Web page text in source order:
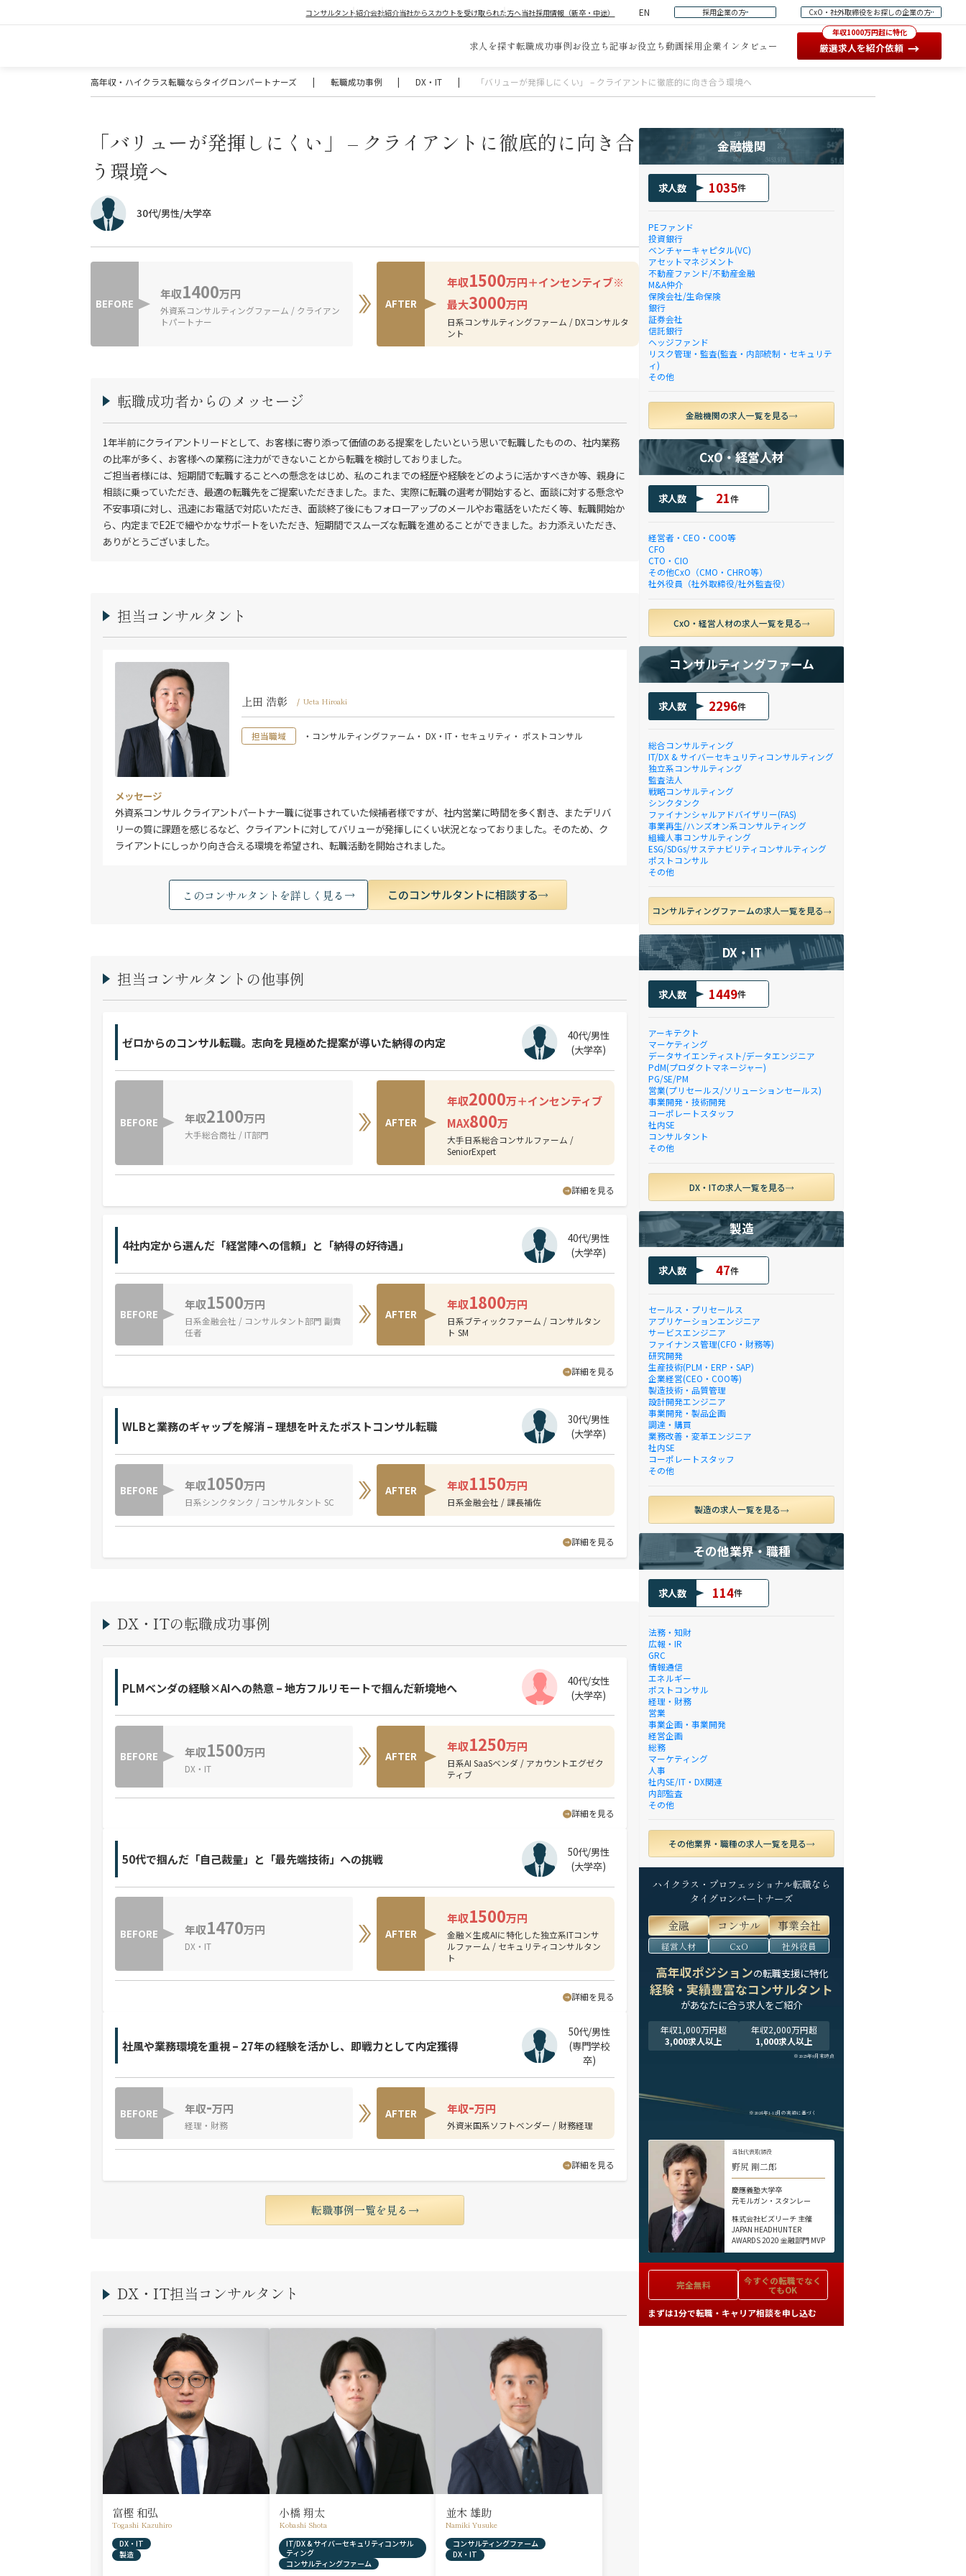
コンサルタント紹介会社紹介当社からスカウトを受け取られた方へ当社採用情報（新卒・中途） EN 採用企業の方 CxO・社外取締役をお探しの企業の方
求人を探す転職成功事例お役立ち記事お役立ち動画採用企業インタビュー
年収1000万円超に特化
厳選求人を紹介依頼 →
高年収・ハイクラス転職ならタイグロンパートナーズ | 転職成功事例 | DX・IT | 「バリューが発揮しにくい」 – クライアントに徹底的に向き合う環境へ
「バリューが発揮しにくい」 – クライアントに徹底的に向き合
う環境へ
30代/男性/大学卒
BEFORE
年収1400万円
外資系コンサルティングファーム / クライアン
トパートナー
AFTER
年収1500万円＋インセンティブ※
最大3000万円
日系コンサルティングファーム / DXコンサルタ
ント
転職成功者からのメッセージ
1年半前にクライアントリードとして、お客様に寄り添って価値のある提案をしたいという思いで転職したものの、社内業務
の比率が多く、お客様への業務に注力ができないことから転職を検討しておりました。
ご担当者様には、短期間で転職することへの懸念をはじめ、私のこれまでの経歴や経験をどのように活かすべきか等、親身に
相談に乗っていただき、最適の転職先をご提案いただきました。また、実際に転職の選考が開始すると、面談に対する懸念や
不安事項に対し、迅速にお電話で対応いただき、面談終了後にもフォローアップのメールやお電話をいただく等、転職開始か
ら、内定までE2Eで細やかなサポートをいただき、短期間でスムーズな転職を進めることができました。お力添えいただき、
ありがとうございました。
担当コンサルタント
上田 浩彰 / Ueta Hiroaki
担当職域 ・コンサルティングファーム ・ DX・IT・セキュリティ ・ ポストコンサル
メッセージ
外資系コンサル クライアントパートナー職に従事されていた候補者様ですが、社内営業に時間を多く割き、またデリバ
リーの質に課題を感じるなど、クライアントに対してバリューが発揮しにくい状況となっておりました。そのため、ク
ライアントにしっかり向き合える環境を希望され、転職活動を開始されました。
このコンサルタントを詳しく見る このコンサルタントに相談する
担当コンサルタントの他事例
ゼロからのコンサル転職。志向を見極めた提案が導いた納得の内定
40代/男性
(大学卒)
BEFORE 年収2100万円
大手総合商社 / IT部門
AFTER
年収2000万＋インセンティブ
MAX800万
大手日系総合コンサルファーム /
SeniorExpert
詳細を見る
4社内定から選んだ「経営陣への信頼」と「納得の好待遇」
40代/男性
(大学卒)
BEFORE
年収1500万円
日系金融会社 / コンサルタント部門 副責
任者
AFTER
年収1800万円
日系ブティックファーム / コンサルタン
ト SM
詳細を見る
WLBと業務のギャップを解消 – 理想を叶えたポストコンサル転職
30代/男性
(大学卒)
BEFORE 年収1050万円
日系シンクタンク / コンサルタント SC
AFTER 年収1150万円
日系金融会社 / 課長補佐
詳細を見る
DX・ITの転職成功事例
PLMベンダの経験×AIへの熱意 – 地方フルリモートで掴んだ新境地へ
40代/女性
(大学卒)
BEFORE 年収1500万円
DX・IT
AFTER
年収1250万円
日系AI SaaSベンダ / アカウントエグゼク
ティブ
詳細を見る
50代で掴んだ「自己裁量」と「最先端技術」への挑戦
50代/男性
(大学卒)
BEFORE 年収1470万円
DX・IT
AFTER
年収1500万円
金融×生成AIに特化した独立系ITコンサ
ルファーム / セキュリティコンサルタン
ト
詳細を見る
社風や業務環境を重視 – 27年の経験を活かし、即戦力として内定獲得
50代/男性
(専門学校
卒)
BEFORE 年収-万円
経理・財務
AFTER 年収-万円
外資米国系ソフトベンダー / 財務経理
詳細を見る
転職事例一覧を見る
DX・IT担当コンサルタント
富樫 和弘
Togashi Kazuhiro
DX・IT
製造
小橋 翔太
Kobashi Shota
IT/DX & サイバーセキュリティコンサル
ティング
コンサルティングファーム
並木 雄助
Namiki Yusuke
コンサルティングファーム
DX・IT
金融機関
求人数 1035件
PEファンド
投資銀行
ベンチャーキャピタル(VC)
アセットマネジメント
不動産ファンド/不動産金融
M&A仲介
保険会社/生命保険
銀行
証券会社
信託銀行
ヘッジファンド
リスク管理・監査(監査・内部統制・セキュリテ
ィ)
その他
金融機関の求人一覧を見る
CxO・経営人材
求人数 21件
経営者・CEO・COO等
CFO
CTO・CIO
その他CxO（CMO・CHRO等）
社外役員（社外取締役/社外監査役）
CxO・経営人材の求人一覧を見る
コンサルティングファーム
求人数 2296件
総合コンサルティング
IT/DX & サイバーセキュリティコンサルティング
独立系コンサルティング
監査法人
戦略コンサルティング
シンクタンク
ファイナンシャルアドバイザリー(FAS)
事業再生/ハンズオン系コンサルティング
組織人事コンサルティング
ESG/SDGs/サステナビリティコンサルティング
ポストコンサル
その他
コンサルティングファームの求人一覧を見る
DX・IT
求人数 1449件
アーキテクト
マーケティング
データサイエンティスト/データエンジニア
PdM(プロダクトマネージャー)
PG/SE/PM
営業(プリセールス/ソリューションセールス)
事業開発・技術開発
コーポレートスタッフ
社内SE
コンサルタント
その他
DX・ITの求人一覧を見る
製造
求人数 47件
セールス・プリセールス
アプリケーションエンジニア
サービスエンジニア
ファイナンス管理(CFO・財務等)
研究開発
生産技術(PLM・ERP・SAP)
企業経営(CEO・COO等)
製造技術・品質管理
設計開発エンジニア
事業開発・製品企画
調達・購買
業務改善・変革エンジニア
社内SE
コーポレートスタッフ
その他
製造の求人一覧を見る
その他業界・職種
求人数 114件
法務・知財
広報・IR
GRC
情報通信
エネルギー
ポストコンサル
経理・財務
営業
事業企画・事業開発
経営企画
総務
マーケティング
人事
社内SE/IT・DX関連
内部監査
その他
その他業界・職種の求人一覧を見る
ハイクラス・プロフェッショナル転職なら
タイグロンパートナーズ
金融 コンサル 事業会社
経営人材 CxO 社外役員
高年収ポジションの転職支援に特化
経験・実績豊富なコンサルタント
があなたに合う求人をご紹介
年収1,000万円超
3,000求人以上
年収2,000万円超
1,000求人以上
※2025年9月末時点
※2024年1-12月の実績に基づく
当社代表取締役
野尻 剛二郎
慶應義塾大学卒
元モルガン・スタンレー
株式会社ビズリーチ 主催
JAPAN HEADHUNTER
AWARDS 2020 金融部門 MVP
完全無料 今すぐの転職でなく
てもOK
まずは1分で転職・キャリア相談を申し込む